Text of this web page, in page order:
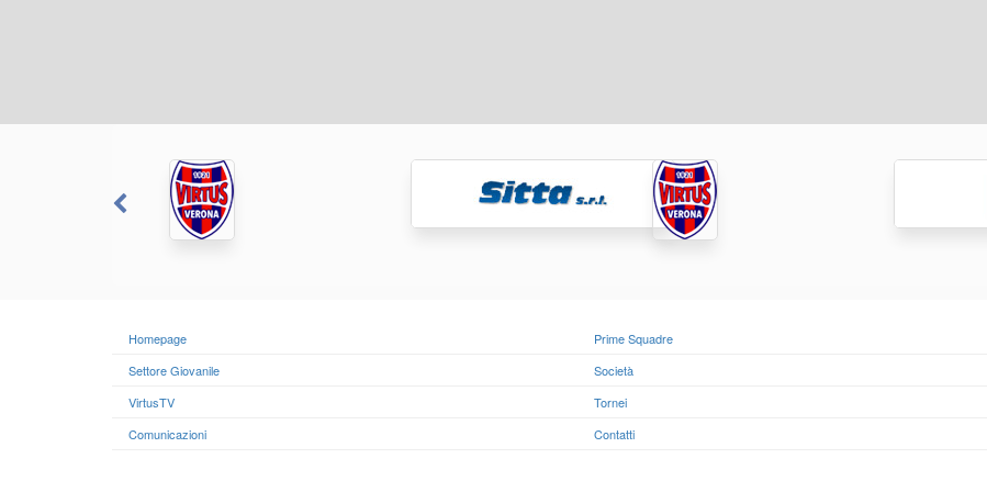
Homepage
Prime Squadre
Settore Giovanile
Società
VirtusTV
Tornei
Comunicazioni
Contatti